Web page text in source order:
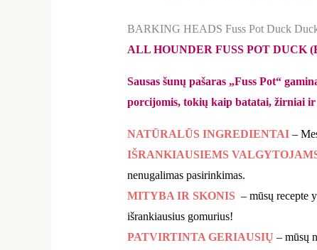
BARKING HEADS Fuss Pot Duck
ALL HOUNDER FUSS POT DUCK
Sausas šunų pašaras „Fuss Pot“
porcijomis, tokių kaip batatai, žirniai ir
NATŪRALŪS INGREDIENTAI –
IŠRANKIAUSIEMS
nenugalimas pasirinkimas.
MITYBA IR SKONIS – mūsų recepte
išrankiausius gomurius!
PATVIRTINTA GERIAUSIŲ – mūsų